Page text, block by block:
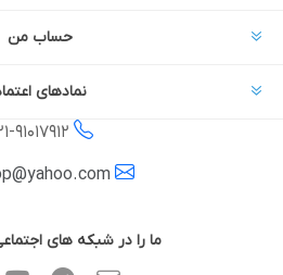
حساب من
نمادهای
91017912
ما را در شبکه های